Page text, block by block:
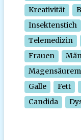
Kreativität
Insektenstich
Telemedizin
Frauen
Galle
Fett
Candida